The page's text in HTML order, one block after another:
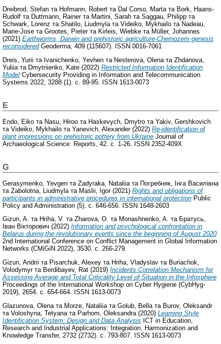
Dreibrod, Stefan та Hofmann, Robert та Dal Corso, Martaта Bork, Haans-
Rudolf та Duttmann, Rainerта Martini, Sarah та Saggau, Philipp та
Schwark, Lorenz та Shatilo, Liudmylaта Videiko, Mykhailo та Nadeau,
Marie-Jose та Grootes, Pieterта Kirleis, Wiebke та Müller, Johannes
(2021) Earthworms, Darwin and prehistoric agriculture-Chernozem genesis
reconsideredGeoderma, 409 (115607). ISSN 0016-7061
Dreis, Yurii та Ivanichenko, Yevhen та Nesterova, Olenaта Zhdanova,
Yuliiaта Dmytriienko, Kate (2022) Restricted Information Identification
Model Cybersecurity Providing in Information and Telecommunication
Systems 2022, 3288 (1). с. 89-95. ISSN 1613-0073
E
Endo, Eiko та Nasu, Hiroo та Haskevych, Dmytro та Yakiv, Gershkovich
та Videiko, Mykhailo та Yanevich, Alexander(2022) Re-identification of
plant impressions on prehistoric pottery from Ukraine Journal of
Archaeological Science: Reports, 42. с. 1-26. ISSN 2352-409X
G
Gerasymenko, Yevgen та Zadyraka, Nataliia та Погребняк, Інга Василівна
та Zabolotna, Liudmyla та Maslii, Igor(2021) Rights and obligations of
participants in administrative procedures in international protection Public
Policy and Administration (5). с. 646-656. ISSN 1648-2603
Gizun, A. та Hriha, V. та Zharova, O. та Monashnenko, A. та Братусь,
Іван Вікторович (2022) Information and psychological confrontation in
Belarus during the revolutionary events since the beginning of August 2020
2nd International Conference on Conflict Management in Global Information
Networks (CMiGiN 2022), 3530. с. 266-279.
Gizun, Andrii та Pisarchuk, Alexey та Hriha, Vladyslav та Buriachok,
Volodymyrта Berdibayev, Rat (2019) Incidents Correlation Mechanism for
Assessing Average and Total Criticality Level of Situation in the Infosphere
Proceedings of the International Workshop on Cyber Hygiene (CybHyg-
2019), 2654. с. 654-664. ISSN 1613-0073
Glazunova, Olena та Morze, Nataliia та Golub, Bella та Burov, Oleksandr
та Voloshyna, Tetyana та Parhom, Oleksandra (2020) Learning Style
Identification System: Design and Data Analysis ICT in Education,
Research and Industrial Applications: Integration, Harmonization and
Knowledge Transfer, 2732 (2732). с. 793-807. ISSN 1613-0073